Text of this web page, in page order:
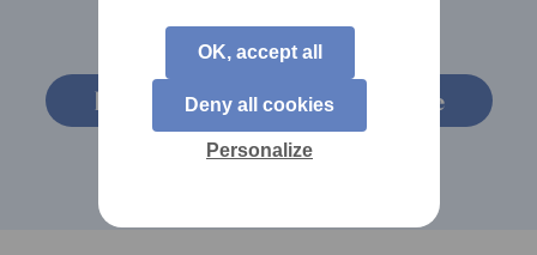
Découvrir les plats de la semaine
OK, accept all
Deny all cookies
Personalize